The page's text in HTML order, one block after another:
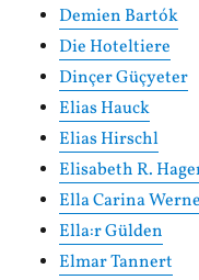
Demien Bartók
Die Hoteltiere
Dinçer Güçyeter
Elias Hauck
Elias Hirschl
Elisabeth R.
Ella Carina
Ella:r Gülden
Elmar Tannert